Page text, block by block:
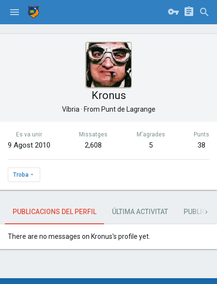
Kronus
Víbria · From Punt de Lagrange
Es va unir
9 Agost 2010
Missatges
2,608
M'agrades
5
Punts
38
Troba
PUBLICACIONS DEL PERFIL ÚLTIMA ACTIVITAT
There are no messages on Kronus's profile yet.